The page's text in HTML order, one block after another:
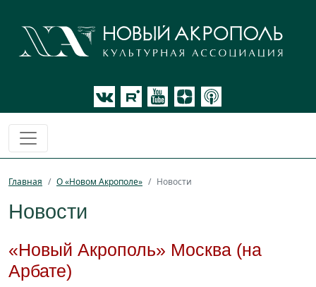
Главная О «Новом Акрополе» Новости
Новости
«Новый Акрополь» Москва (на
Арбате)